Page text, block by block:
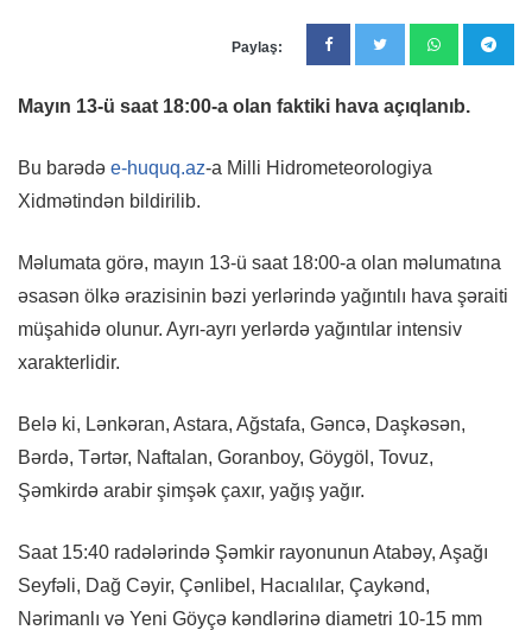
Paylaş:
Mayın 13-ü saat 18:00-a olan faktiki hava açıqlanıb.
Bu barədə e-huquq.az-a Milli Hidrometeorologiya
Xidmətindən bildirilib.
Məlumata görə, mayın 13-ü saat 18:00-a olan məlumatına
əsasən ölkə ərazisinin bəzi yerlərində yağıntılı hava şəraiti
müşahidə olunur. Ayrı-ayrı yerlərdə yağıntılar intensiv
xarakterlidir.
Belə ki, Lənkəran, Astara, Ağstafa, Gəncə, Daşkəsən,
Bərdə, Tərtər, Naftalan, Goranboy, Göygöl, Tovuz,
Şəmkirdə arabir şimşək çaxır, yağış yağır.
Saat 15:40 radələrində Şəmkir rayonunun Atabəy, Aşağı
Seyfəli, Dağ Cəyir, Çənlibel, Hacıalılar, Çaykənd,
Nərimanlı və Yeni Göyçə kəndlərinə diametri 10-15 mm